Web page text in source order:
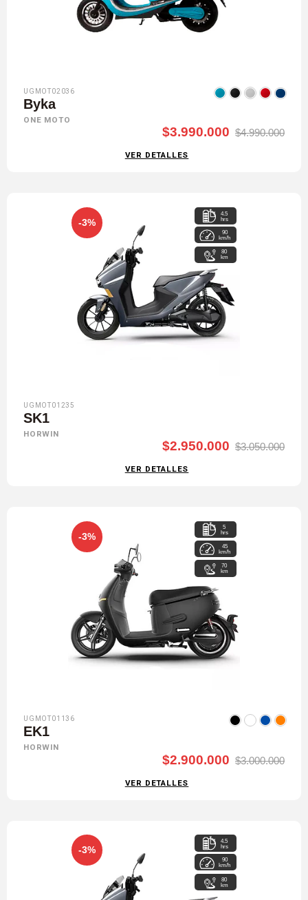
UGMOT02036
Byka
ONE MOTO
$3.990.000 $4.990.000
VER DETALLES
-3%
4.5
hrs
90
km/h
80
km
UGMOT01235
SK1
HORWIN
$2.950.000 $3.050.000
VER DETALLES
-3%
5
hrs
45
km/h
70
km
UGMOT01136
EK1
HORWIN
$2.900.000 $3.000.000
VER DETALLES
-3%
4.5
hrs
90
km/h
80
km